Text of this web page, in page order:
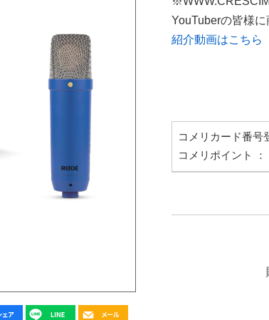
YouTuberの皆様
紹介動画はこちら
コメリカード番号
コメリポイント ：